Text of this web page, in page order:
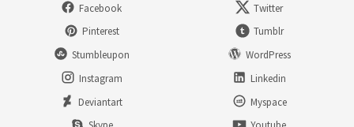
Facebook
Twitter
Pinterest
Tumblr
Stumbleupon
WordPress
Instagram
Linkedin
Deviantart
Myspace